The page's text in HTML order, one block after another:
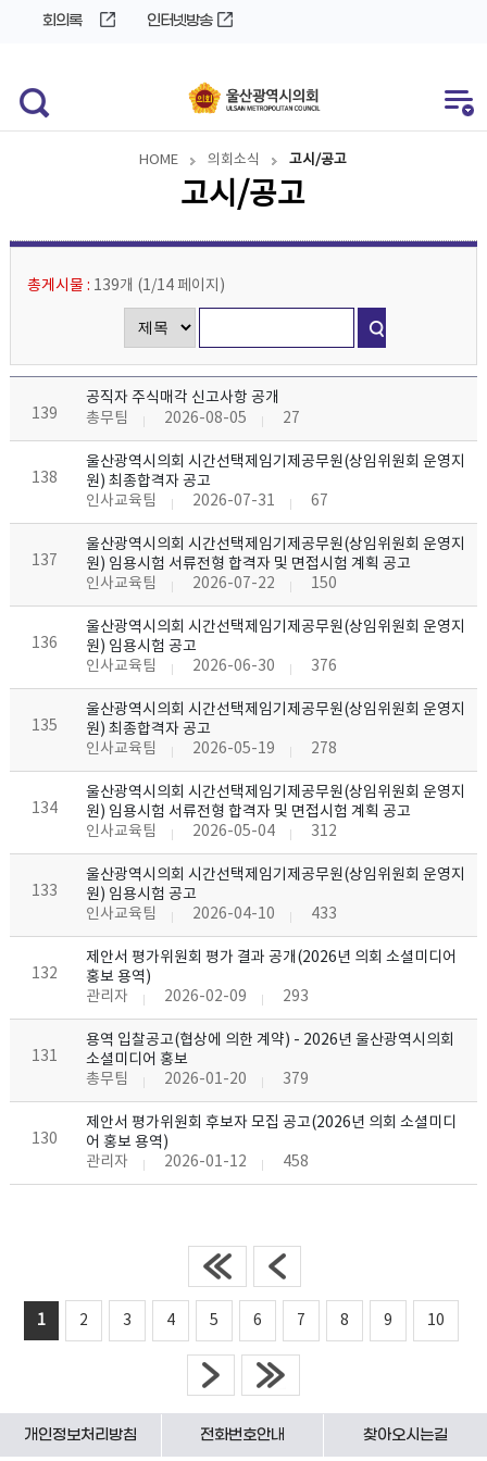
회의록 인터넷방송
HOME 의회소식 고시/공고
고시/공고
총게시물 : 139개 (1/14페이지 )
139
공직자 주식매각 신고사항 공개
총무팀
2026-08-05 27
138
울산광역시의회 시간선택제임기제공무원(상임위원회 운영지
원) 최종합격자 공고
인사교육팀
2026-07-31 67
137
울산광역시의회 시간선택제임기제공무원(상임위원회 운영지
원) 임용시험 서류전형 합격자 및 면접시험 계획 공고
인사교육팀
2026-07-22 150
136
울산광역시의회 시간선택제임기제공무원(상임위원회 운영지
원) 임용시험 공고
인사교육팀
2026-06-30 376
135
울산광역시의회 시간선택제임기제공무원(상임위원회 운영지
원) 최종합격자 공고
인사교육팀
2026-05-19 278
134
울산광역시의회 시간선택제임기제공무원(상임위원회 운영지
원) 임용시험 서류전형 합격자 및 면접시험 계획 공고
인사교육팀
2026-05-04 312
133
울산광역시의회 시간선택제임기제공무원(상임위원회 운영지
원) 임용시험 공고
인사교육팀
2026-04-10 433
132
제안서 평가위원회 평가 결과 공개(2026년 의회 소셜미디어
홍보 용역)
관리자
2026-02-09 293
131
용역 입찰공고(협상에 의한 계약) - 2026년 울산광역시의회
소셜미디어 홍보
총무팀
2026-01-20 379
130
제안서 평가위원회 후보자 모집 공고(2026년 의회 소셜미디
어 홍보 용역)
관리자
2026-01-12 458
1 2 3 4 5 6 7 8 9 10
개인정보처리방침 전화번호안내 찾아오시는길